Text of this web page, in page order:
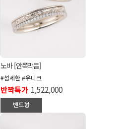
노바 [안쪽막음]
#섬세한 #유니크
반짝특가 1,522,000